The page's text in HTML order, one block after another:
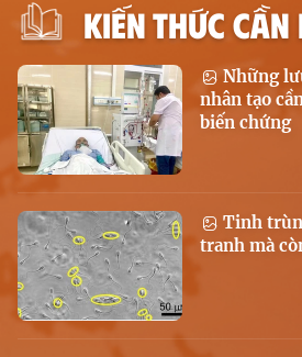
KIẾN THỨC CẦN
Những
nhân tạo
biến chứng
Tinh
tranh mà